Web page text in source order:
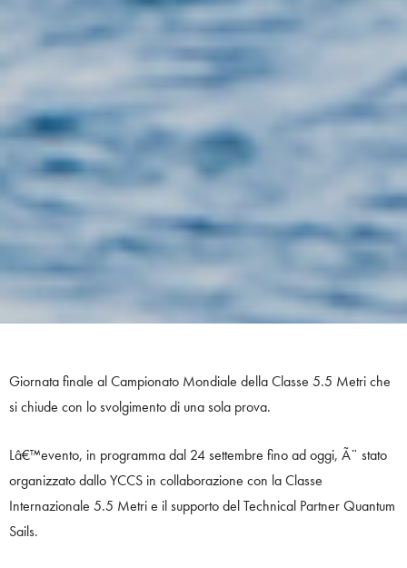
Giornata finale al Campionato Mondiale della Classe 5.5 Metri che
si chiude con lo svolgimento di una sola prova.
Lâ€™evento, in programma dal 24 settembre fino ad oggi, Ã¨ stato
organizzato dallo YCCS in collaborazione con la Classe
Internazionale 5.5 Metri e il supporto del Technical Partner Quantum
Sails.